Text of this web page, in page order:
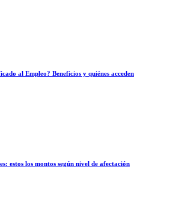
al Empleo? Beneficios y quiénes acceden
estos los montos según nivel de afectación